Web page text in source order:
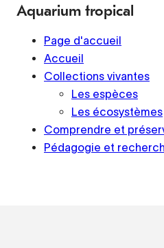
Aquarium tropical
Page d'accueil
Accueil
Collections vivantes
Les espèces
Les écosystèmes
Comprendre et
Pédagogie et